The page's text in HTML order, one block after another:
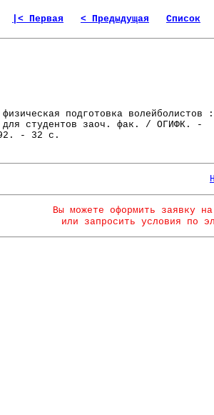
|< Первая < Предыдущая Список
подготовка волейболистов :
для студентов заоч. фак. / ОГИФК. -
- 32 с.
Вы можете оформить заявку
или запросить условия по